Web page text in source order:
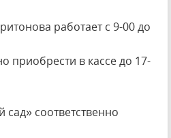
работает с 9-00 до
приобрести в кассе до 17-
соответственно